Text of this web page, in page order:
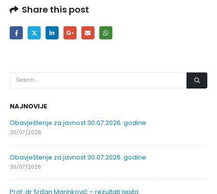
Share this post
NAJNOVIJE
Obavještenje za javnost 30.07.2026. godine
30/07/2026
Obavještenje za javnost 30.07.2026. godine
30/07/2026
Prof. dr Srđan Marinković – rezultati ispita